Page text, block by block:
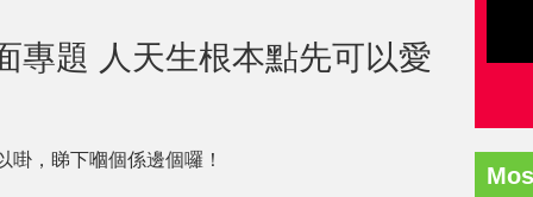
專題 人天生根本點先可以愛
啩，睇下嗰個係邊個囉！